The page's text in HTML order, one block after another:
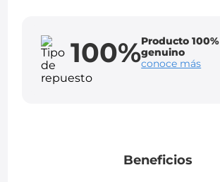
100%Producto 100%
genuino
conoce más
Beneficios